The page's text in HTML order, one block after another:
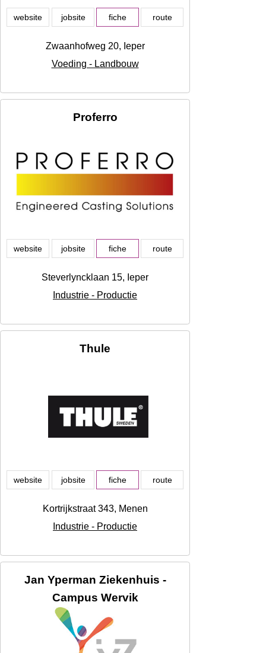
website jobsite fiche route
Zwaanhofweg 20, Ieper
Voeding - Landbouw
Proferro
website jobsite fiche route
Steverlyncklaan 15, Ieper
Industrie - Productie
Thule
website jobsite fiche route
Kortrijkstraat 343, Menen
Industrie - Productie
Jan Yperman Ziekenhuis -
Campus Wervik